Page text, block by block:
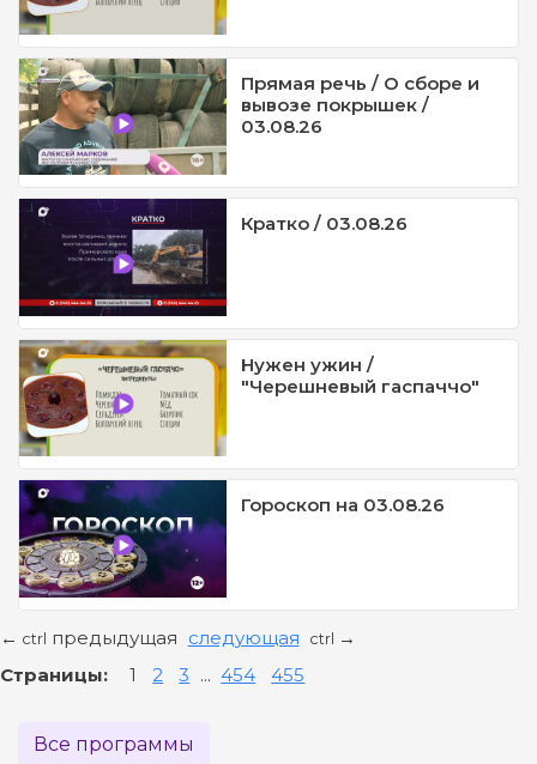
Прямая речь / О сборе и
вывозе покрышек /
03.08.26
Кратко / 03.08.26
Нужен ужин /
"Черешневый гаспаччо"
Гороскоп на 03.08.26
← ctrl предыдущая следующая ctrl →
Страницы: 1 2 3 ... 454 455
Все программы